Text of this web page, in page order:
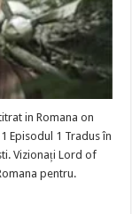
in Romana on
Episodul 1 Tradus în
Vizionați Lord of
pentru.